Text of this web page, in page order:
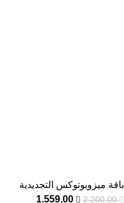
باقة ميزوبوتوكس التجديدية
2.200,00
1.559,00